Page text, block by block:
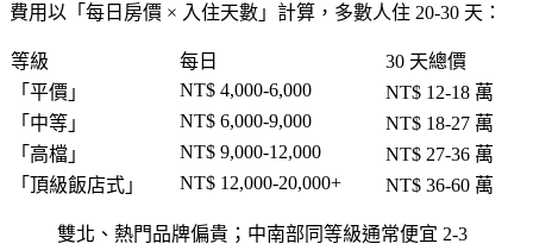
費用以「 每日房價 × 入住天數 」計算，多數人住 20-30 天：
等級 每日
30 天總價
「 平價 」 NT$ 4,000-6,000
NT$ 12-18 萬
「 中等 」 NT$ 6,000-9,000
NT$ 18-27 萬
「 高檔 」 NT$ 9,000-12,000
NT$ 27-36 萬
「 頂級飯店式 」 NT$ 12,000-20,000+ NT$ 36-60 萬
雙北、熱門品牌偏貴；中南部同等級通常便宜 2-3